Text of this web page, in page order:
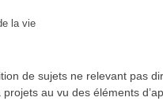
la vie
de sujets ne relevant pas
au vu des éléments